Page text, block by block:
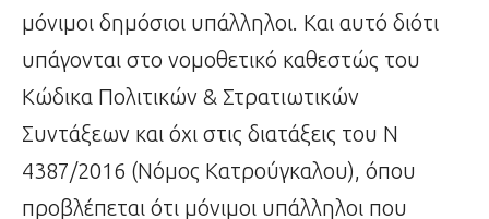
μόνιμοι δημόσιοι υπάλληλοι. Και αυτό διότι
υπάγονται στο νομοθετικό καθεστώς του
Κώδικα Πολιτικών & Στρατιωτικών
Συντάξεων και όχι στις διατάξεις του Ν
4387/2016 (Νόμος Κατρούγκαλου), όπου
προβλέπεται ότι μόνιμοι υπάλληλοι που